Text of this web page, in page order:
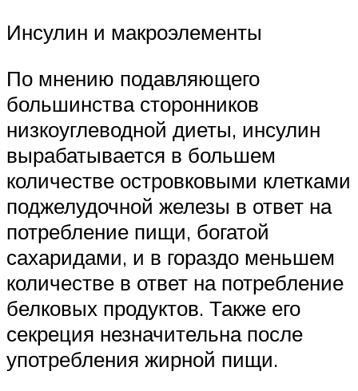
Инсулин и макроэлементы
По мнению подавляющего
большинства сторонников
низкоуглеводной диеты, инсулин
вырабатывается в большем
количестве островковыми клетками
поджелудочной железы в ответ на
потребление пищи, богатой
сахаридами, и в гораздо меньшем
количестве в ответ на потребление
белковых продуктов. Также его
секреция незначительна после
употребления жирной пищи.